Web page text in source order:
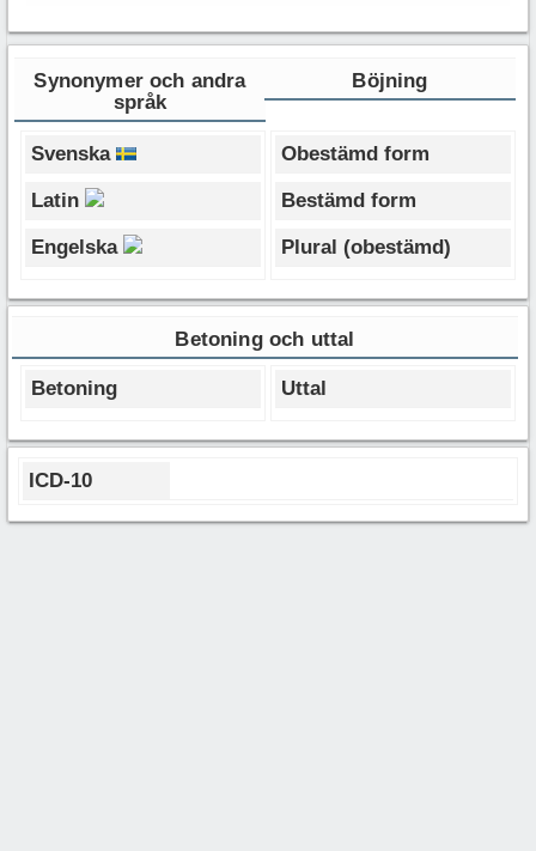
Synonymer och andra
språk
Böjning
Svenska
Latin
Engelska
Obestämd form
Bestämd form
Plural (obestämd)
Betoning och uttal
Betoning Uttal
ICD-10